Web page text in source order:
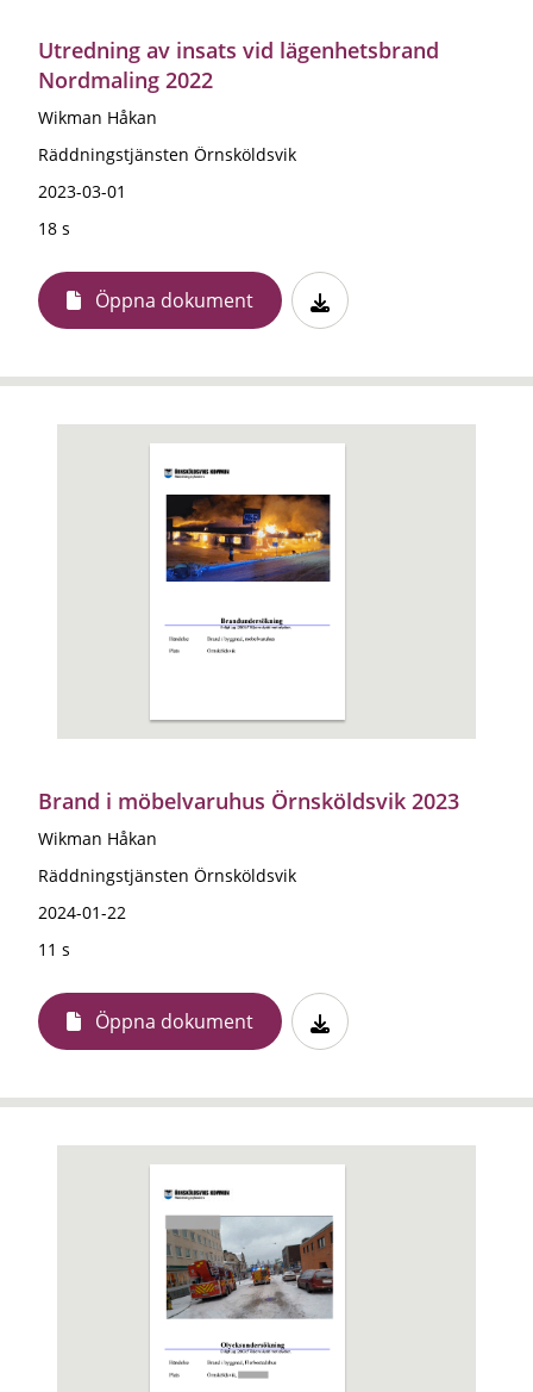
Utredning av insats vid lägenhetsbrand
Nordmaling 2022
Wikman Håkan
Räddningstjänsten Örnsköldsvik
2023-03-01
18 s
Öppna dokument
Brand i möbelvaruhus Örnsköldsvik 2023
Wikman Håkan
Räddningstjänsten Örnsköldsvik
2024-01-22
11 s
Öppna dokument